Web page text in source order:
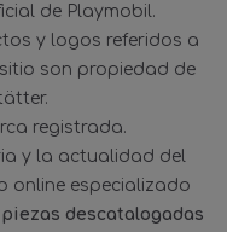
de Playmobil.
y logos referidos a
son propiedad de
registrada.
y la actualidad del
online especializado
descatalogadas